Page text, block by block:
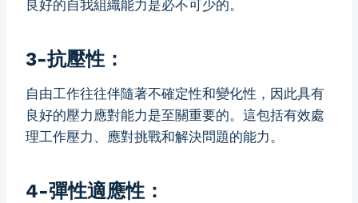
良好的自我組織能力是必不可少的。
3-抗壓性：
自由工作往往伴隨著不確定性和變化性，因此具有
良好的壓力應對能力是至關重要的。這包括有效處
理工作壓力、應對挑戰和解決問題的能力。
4-彈性適應性：